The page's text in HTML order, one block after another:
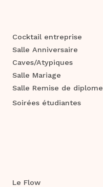
Cocktail entreprise
Salle Anniversaire
Caves/Atypiques
Salle Mariage
Salle Remise de diplome
Soirées étudiantes
Le Flow